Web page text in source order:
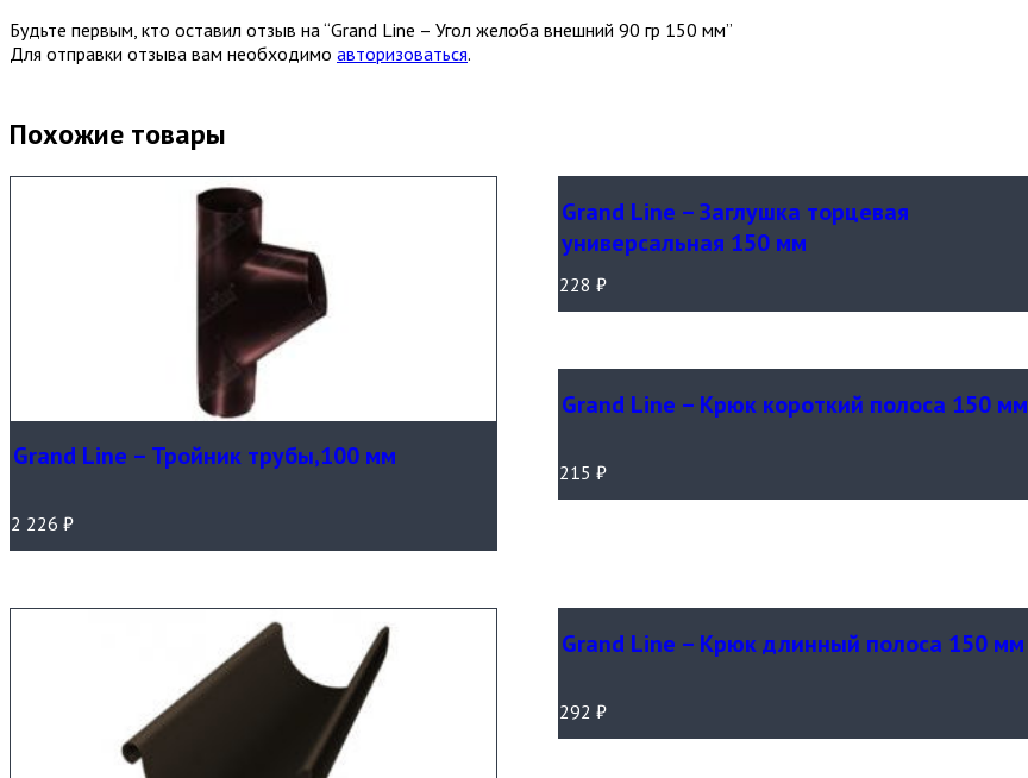
Будьте первым, кто оставил отзыв на “Grand Line – Угол желоба внешний 90 гр 150 мм”
Для отправки отзыва вам необходимо авторизоваться.
Похожие товары
Grand Line – Тройник трубы,100 мм
2 226 ₽
Grand Line – Заглушка торцевая
универсальная 150 мм
228 ₽
Grand Line – Крюк короткий полоса 150 мм
215 ₽
Grand Line – Крюк длинный полоса 150 мм
292 ₽